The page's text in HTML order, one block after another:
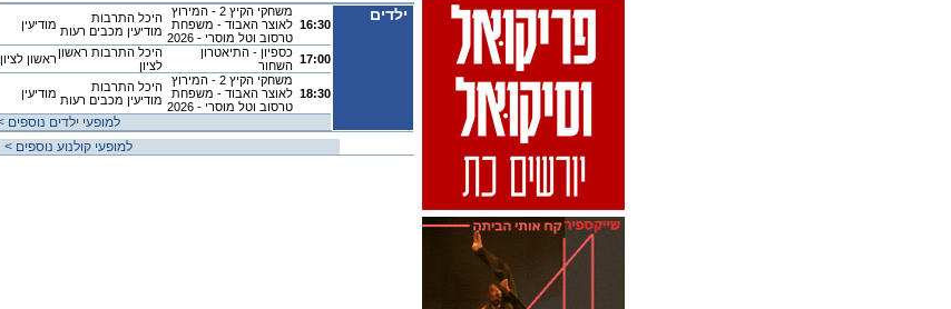
מוזיאון אשדוד לאמנות
מרכז המבקרים בני דרום
מרכז המבקרים נמל אשדוד
מרכז הרוק שבלול
מרכז מונארט לאמנויות
מתנ"ס "דיונה", אשדוד
מתנ"ס אחווה
מתנ"ס חרצית
מתנ"ס ספרא
מתנס ט'
סוואט סטאר, אשדוד
סינמטק אשדוד
עלמא בר, אשדוד
פאב "חברים"
מודיעין
היכל התרבות
מודיעין מכבים רעות
משחקי הקיץ 2 - המירוץ
לאוצר האבוד - משפחת
טרסוב וטל מוסרי - 2026
16:30
ילדים
ראשון לציון היכל התרבות ראשון
לציון
כספיון - התיאטרון
השחור 17:00
מודיעין
היכל התרבות
מודיעין מכבים רעות
משחקי הקיץ 2 - המירוץ
לאוצר האבוד - משפחת
טרסוב וטל מוסרי - 2026
18:30
< למופעי ילדים נוספים
< למופעי קולנוע נוספים